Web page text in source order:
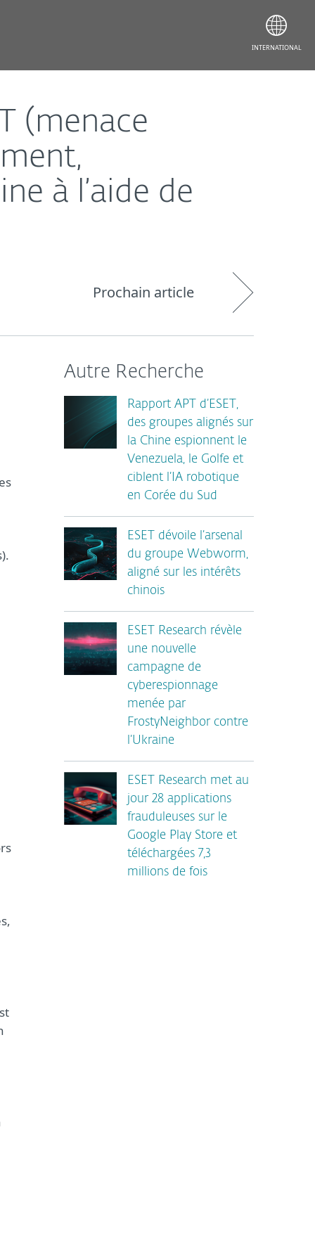
(menace
à l’aide de
Prochain article
Autre Recherche
Rapport APT d’ESET,
des groupes alignés sur
la Chine espionnent le
Venezuela, le Golfe et
ciblent l’IA robotique
en Corée du Sud
ESET dévoile l’arsenal
du groupe Webworm,
aligné sur les intérêts
chinois
ESET Research révèle
une nouvelle
campagne de
cyberespionnage
menée par
FrostyNeighbor contre
l’Ukraine
ESET Research met au
jour 28 applications
frauduleuses sur le
Google Play Store et
téléchargées 7,3
millions de fois
leurs attaques contre l’Ukraine à l’aide de
INTERNATIONAL